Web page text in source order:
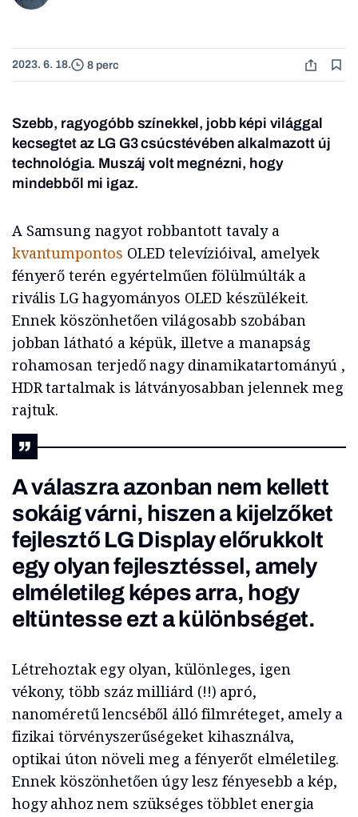
2023. 6. 18. 8 perc
Szebb, ragyogóbb színekkel, jobb képi világgal
kecsegtet az LG G3 csúcstévében alkalmazott új
technológia. Muszáj volt megnézni, hogy
mindebből mi igaz.
A Samsung nagyot robbantott tavaly a
kvantumpontos OLED televízióival, amelyek
fényerő terén egyértelműen fölülmúlták a
rivális LG hagyományos OLED készülékeit.
Ennek köszönhetően világosabb szobában
jobban látható a képük, illetve a manapság
rohamosan terjedő nagy dinamikatartományú ,
HDR tartalmak is látványosabban jelennek meg
rajtuk.
A válaszra azonban nem kellett
sokáig várni, hiszen a kijelzőket
fejlesztő LG Display előrukkolt
egy olyan fejlesztéssel, amely
elméletileg képes arra, hogy
eltüntesse ezt a különbséget.
Létrehoztak egy olyan, különleges, igen
vékony, több száz milliárd (!!) apró,
nanoméretű lencséből álló filmréteget, amely a
fizikai törvényszerűségeket kihasználva,
optikai úton növeli meg a fényerőt elméletileg.
Ennek köszönhetően úgy lesz fényesebb a kép,
hogy ahhoz nem szükséges többlet energia